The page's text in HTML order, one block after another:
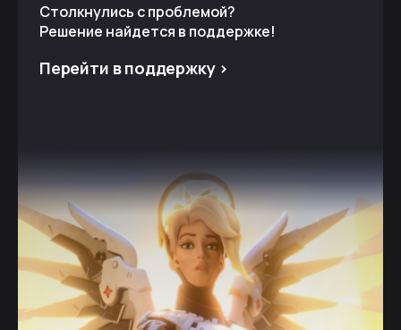
Столкнулись с проблемой?
Решение найдется в поддержке!
Перейти в поддержку >